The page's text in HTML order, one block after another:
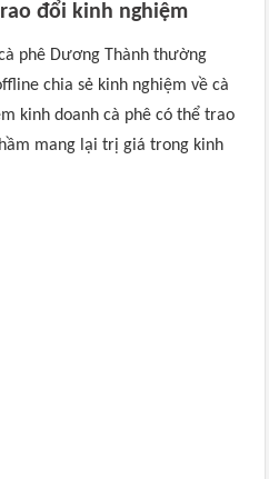
đổi kinh nghiệm
phê Dương Thành thường
chia sẻ kinh nghiệm về cà
kinh doanh cà phê có thể trao
mang lại trị giá trong kinh